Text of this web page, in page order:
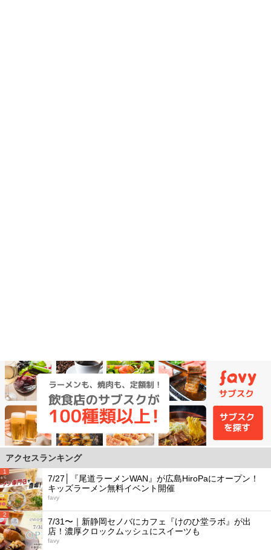
アクセスランキング
1
7/27│『尾道ラーメンWAN』が広島HiroPaにオープン！
キッズラーメン無料イベント開催
favy
2
7/31〜｜新静岡セノバにカフェ『けのひ堂ラボ』が出
店！濃厚クロックムッシュにスイーツも
favy